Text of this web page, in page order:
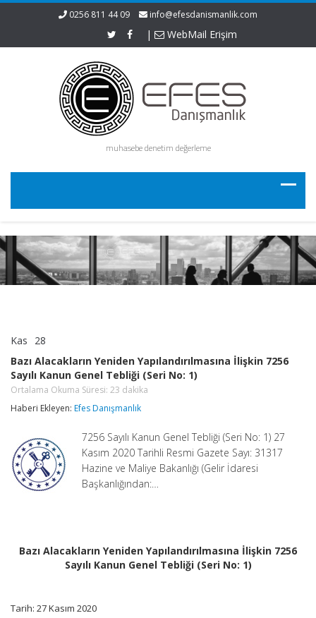
0256 811 44 09 info@efesdanismanlik.com
| WebMail Erişim
muhasebe denetim değerleme
Kas 28
Yeniden
Yapılandırılmasına
İlişkin
Sayılı
Genel
Tebliği
(Seri
No:
için
Bazı Alacakların Yeniden Yapılandırılmasına İlişkin 7256
Sayılı Kanun Genel Tebliği (Seri No: 1)
Ortalama Okuma Süresi: 23 dakika
Haberi Ekleyen: Efes Danışmanlık
7256 Sayılı Kanun Genel Tebliği (Seri No: 1) 27
Kasım 2020 Tarihli Resmi Gazete Sayı: 31317
Hazine ve Maliye Bakanlığı (Gelir İdaresi
Başkanlığından:…
Bazı Alacakların Yeniden Yapılandırılmasına İlişkin 7256
Sayılı Kanun Genel Tebliği (Seri No: 1)
Tarih: 27 Kasım 2020